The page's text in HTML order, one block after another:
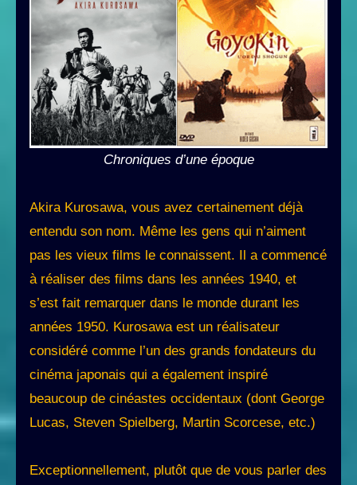
Chroniques d’une époque
Akira Kurosawa, vous avez certainement déjà
entendu son nom. Même les gens qui n’aiment
pas les vieux films le connaissent. Il a commencé
à réaliser des films dans les années 1940, et
s’est fait remarquer dans le monde durant les
années 1950. Kurosawa est un réalisateur
considéré comme l’un des grands fondateurs du
cinéma japonais qui a également inspiré
beaucoup de cinéastes occidentaux (dont George
Lucas, Steven Spielberg, Martin Scorcese, etc.)
Exceptionnellement, plutôt que de vous parler des